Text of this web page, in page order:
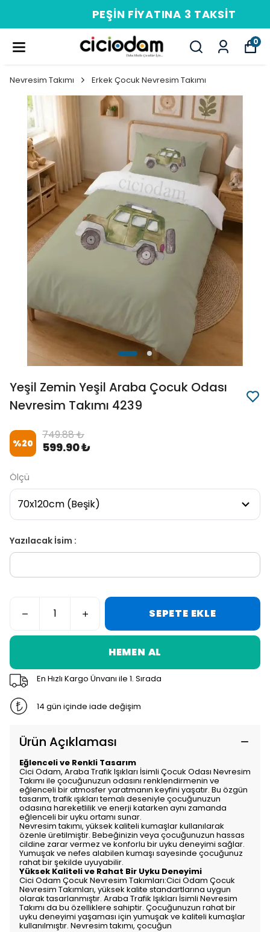
PEŞIN FIYATINA 3 TAKSIT
0
Nevresim Takımı Erkek Çocuk Nevresim Takımı
Yeşil Zemin Yeşil Araba Çocuk Odası
Nevresim Takımı 4239
%20
749.88 ₺
599.90 ₺
Ölçü
Yazılacak İsim :
SEPETE EKLE
HEMEN AL
En Hızlı Kargo Ünvanı ile 1. Sırada
14 gün içinde iade değişim
Ürün Açıklaması
Eğlenceli ve Renkli Tasarım
Cici Odam, Araba Trafik Işıkları İsimli Çocuk Odası Nevresim
Takımı ile çocuğunuzun odasını renklendirmenin ve
eğlenceli bir atmosfer yaratmanın keyfini yaşatır. Bu özgün
tasarım, trafik ışıkları temalı deseniyle çocuğunuzun
odasına hareketlilik ve enerji katarken aynı zamanda
eğlenceli bir uyku ortamı sunar.
Nevresim takımı, yüksek kaliteli kumaşlar kullanılarak
özenle üretilmiştir. Bebeğinizin veya çocuğunuzun hassas
cildine zarar vermez ve konforlu bir uyku deneyimi sağlar.
Yumuşak ve nefes alabilen kumaşı sayesinde çocuğunuz
rahat bir şekilde uyuyabilir.
Yüksek Kaliteli ve Rahat Bir Uyku Deneyimi
Cici Odam Çocuk Nevresim Takımları:Cici Odam Çocuk
Nevresim Takımları, yüksek kalite standartlarına uygun
olarak tasarlanmıştır. Araba Trafik Işıkları İsimli Nevresim
Takımı da bu özelliklere sahiptir. Çocuğunuzun rahat bir
uyku deneyimi yaşaması için yumuşak ve kaliteli kumaşlar
kullanılmıştır. Nevresim takımı, çocuğun